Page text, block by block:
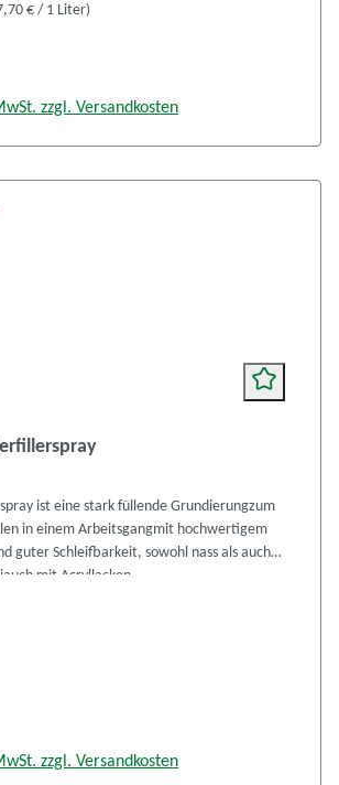
€ / 1 Liter)
zzgl. Versandkosten
ist eine stark füllende Grundierungzum
in einem Arbeitsgangmit hochwertigem
guter Schleifbarkeit, sowohl nass als auch
mit Acryllacken
nach ca. 5 - 10 mingriffest nach ca 15 -
ca. 30 min Sicherheitsdatenblatt anzeigen
zzgl. Versandkosten